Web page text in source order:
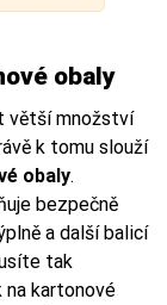
obaly
větší množství
k tomu slouží
obaly.
bezpečně
a další balicí
tak
kartonové